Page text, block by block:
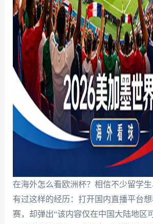
在海外怎么看欧洲杯？相信不少留学
有过这样的经历：打开国内直播平台
赛，却弹出“该内容仅在中国大陆地区